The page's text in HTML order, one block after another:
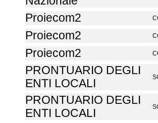
Proiecom2
Proiecom2
Proiecom2
PRONTUARIO DEGLI
ENTI LOCALI
PRONTUARIO DEGLI
ENTI LOCALI